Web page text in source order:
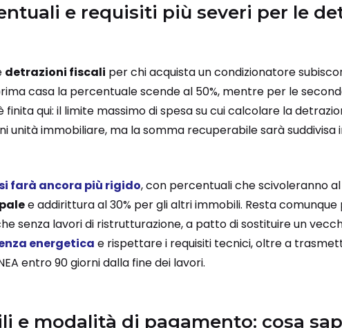
e requisiti più severi per le
detrazioni fiscali per chi acquista un condizionatore
casa la percentuale scende al 50%, mentre per le
finita qui: il limite massimo di spesa su cui calcolare la
unità immobiliare, ma la somma recuperabile sarà suddivisa
farà ancora più rigido, con percentuali che scivoleranno al
e addirittura al 30% per gli altri immobili. Resta
senza lavori di ristrutturazione, a patto di sostituire un
energetica e rispettare i requisiti tecnici, oltre a
entro 90 giorni dalla fine dei lavori.
e modalità di pagamento: cosa